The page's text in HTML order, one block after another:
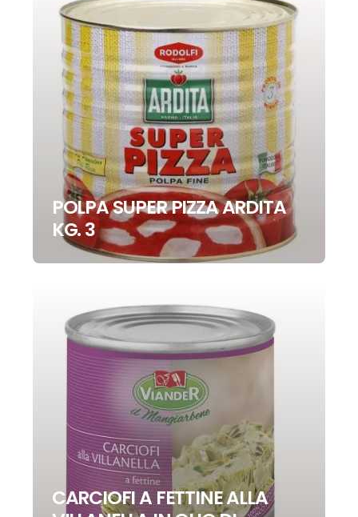
POLPA SUPER PIZZA ARDITA
KG. 3
CARCIOFI A FETTINE ALLA